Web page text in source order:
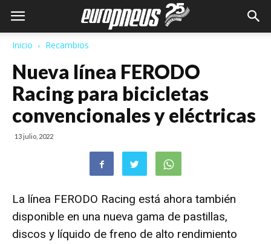
Inicio Recambios
Nueva línea FERODO
Racing para bicicletas
convencionales y eléctricas
13 julio, 2022
La línea FERODO Racing está ahora también
disponible en una nueva gama de pastillas,
discos y líquido de freno de alto rendimiento